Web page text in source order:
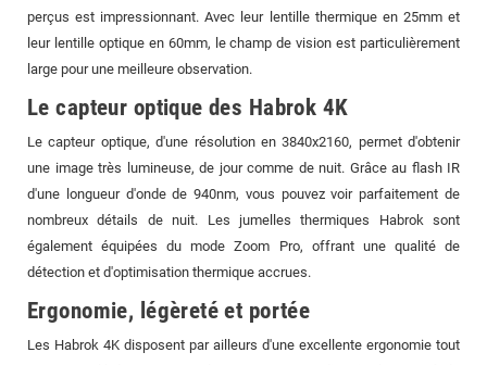
perçus est impressionnant. Avec leur lentille thermique en 25mm et
leur lentille optique en 60mm, le champ de vision est particulièrement
large pour une meilleure observation.
Le capteur optique des Habrok 4K
Le capteur optique, d'une résolution en 3840x2160, permet d'obtenir
une image très lumineuse, de jour comme de nuit. Grâce au flash IR
d'une longueur d'onde de 940nm, vous pouvez voir parfaitement de
nombreux détails de nuit. Les jumelles thermiques Habrok sont
également équipées du mode Zoom Pro, offrant une qualité de
détection et d'optimisation thermique accrues.
Ergonomie, légèreté et portée
Les Habrok 4K disposent par ailleurs d'une excellente ergonomie tout